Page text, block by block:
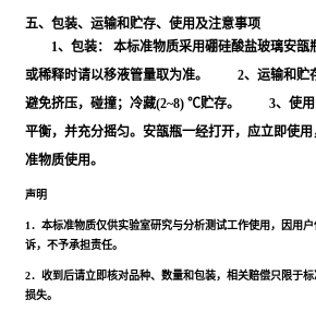
五、包装、运输和贮存、使用及注意事项
1、包装： 本标准物质采用硼硅酸盐玻璃安
或稀释时请以移液管量取为准。 2、运输和贮
避免挤压，碰撞；冷藏(2~8) ℃贮存。 3、使用
平衡，并充分摇匀。安瓿瓶一经打开，应立即使
准物质使用。
声明
1．本标准物质仅供实验室研究与分析测试工作使用，因用
诉，不予承担责任。
2．收到后请立即核对品种、数量和包装，相关赔偿只限于
损失。